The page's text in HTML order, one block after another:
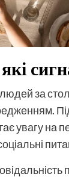
за
увагу на